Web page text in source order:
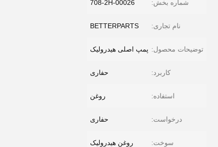
شماره بخش: 708-2H-00026
نام تجاری: BETTERPARTS
توضیحات محصول: پمپ اصلی هیدرولیک
کاربرد: حفاری
استفاده: روغن
درخواست: حفاری
سوخت: روغن هیدرولیک